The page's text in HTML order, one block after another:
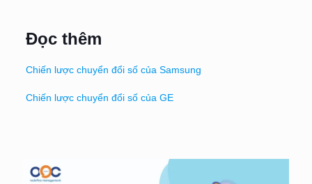
Đọc thêm
Chiến lược chuyển đổi số của Samsung
Chiến lược chuyển đổi số của GE